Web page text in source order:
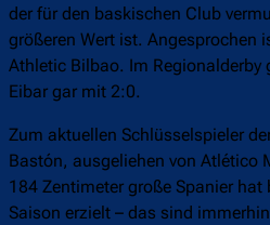
der für den baskischen Club
größeren Wert ist. Angesprochen
Athletic Bilbao. Im Regionalderby
Eibar gar mit 2:0.
Zum aktuellen Schlüsselspieler
Bastón, ausgeliehen von Atlético
184 Zentimeter große Spanier hat
Saison erzielt – das sind